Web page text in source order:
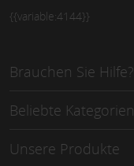
{{variable:4144}}
Brauchen Sie Hilfe?
Beliebte Kategorien
Unsere Produkte